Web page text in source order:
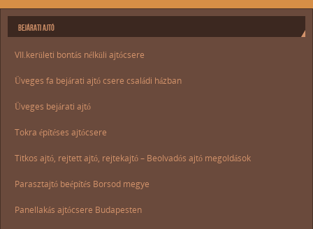
BEJÁRATI AJTÓ
VII.kerületi bontás nélküli ajtócsere
Üveges fa bejárati ajtó csere családi házban
Üveges bejárati ajtó
Tokra építéses ajtócsere
Titkos ajtó, rejtett ajtó, rejtekajtó – Beolvadós ajtó megoldások
Parasztajtó beépítés Borsod megye
Panellakás ajtócsere Budapesten